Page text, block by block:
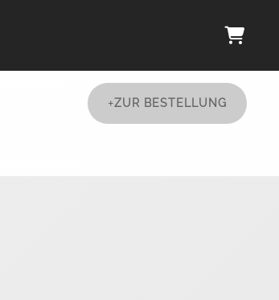
+ZUR BESTELLUNG